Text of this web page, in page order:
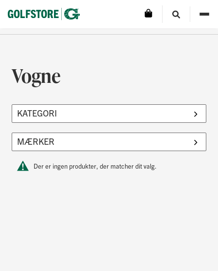
Vogne
Der er ingen produkter, der matcher dit valg.